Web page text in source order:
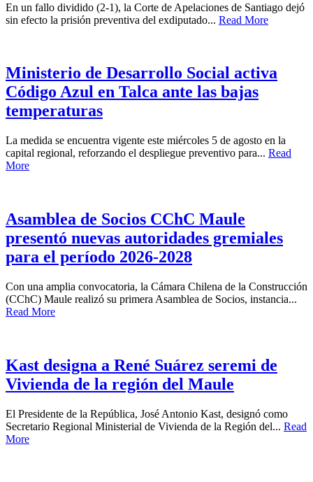
En un fallo dividido (2-1), la Corte de Apelaciones de Santiago dejó
sin efecto la prisión preventiva del exdiputado... Read More
Ministerio de Desarrollo Social activa
Código Azul en Talca ante las bajas
temperaturas
La medida se encuentra vigente este miércoles 5 de agosto en la
capital regional, reforzando el despliegue preventivo para... Read
More
Asamblea de Socios CChC Maule
presentó nuevas autoridades gremiales
para el período 2026-2028
Con una amplia convocatoria, la Cámara Chilena de la Construcción
(CChC) Maule realizó su primera Asamblea de Socios, instancia...
Read More
Kast designa a René Suárez seremi de
Vivienda de la región del Maule
El Presidente de la República, José Antonio Kast, designó como
Secretario Regional Ministerial de Vivienda de la Región del... Read
More